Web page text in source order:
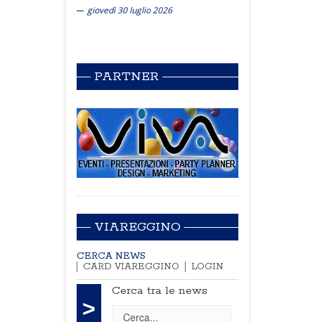
giovedì 30 luglio 2026
PARTNER
VIAREGGINO
CERCA NEWS
CARD VIAREGGINO
LOGIN
>
Cerca tra le news